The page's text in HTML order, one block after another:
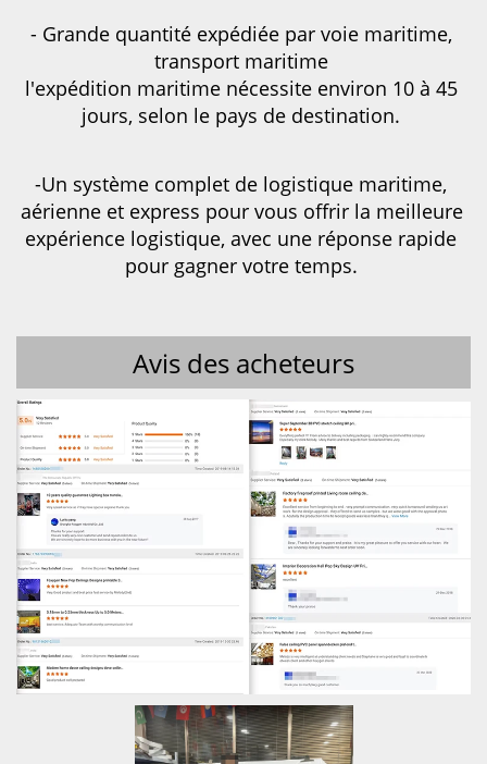
- Grande quantité expédiée par voie maritime,
transport maritime
l'expédition maritime nécessite environ 10 à 45
jours, selon le pays de destination.
-Un système complet de logistique maritime,
aérienne et express pour vous offrir la meilleure
expérience logistique, avec une réponse rapide
pour gagner votre temps.
Avis des acheteurs